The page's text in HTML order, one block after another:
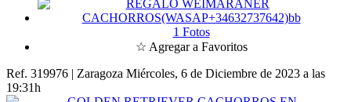
1 Fotos
☆ Agregar a Favoritos
Ref. 319976 | Zaragoza Miércoles, 6 de Diciembre de 2023 a las
19:31h